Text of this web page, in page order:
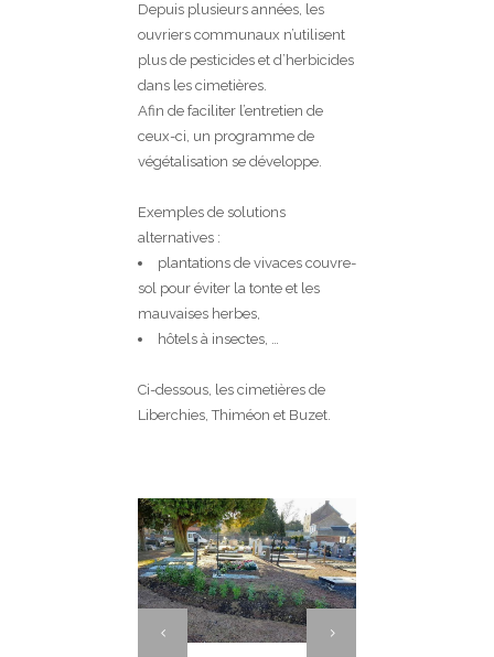
Depuis plusieurs années, les
ouvriers communaux n’utilisent
plus de pesticides et d’herbicides
dans les cimetières.
Afin de faciliter l’entretien de
ceux-ci, un programme de
végétalisation se développe.
Exemples de solutions
alternatives :
plantations de vivaces couvre-
sol pour éviter la tonte et les
mauvaises herbes,
hôtels à insectes, …
Ci-dessous, les cimetières de
Liberchies, Thiméon et Buzet.